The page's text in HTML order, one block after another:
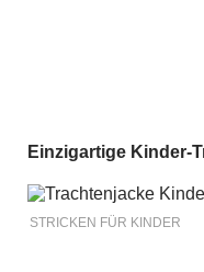
Einzigartige Kinder-
STRICKEN FÜR KINDER